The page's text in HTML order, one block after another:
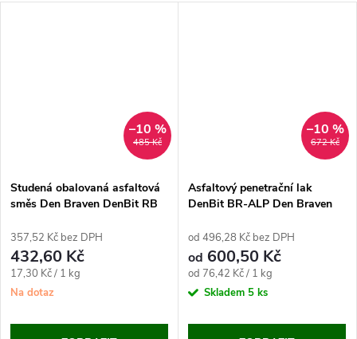
485 Kč
–10 %
Studená obalovaná asfaltová
směs Den Braven DenBit RB
357,52 Kč bez DPH
432,60 Kč
Měrná
cena:
17,30 Kč / 1 kg
Na dotaz
672 Kč
–10 %
Asfaltový penetrační lak
DenBit BR-ALP Den Braven
od 496,28 Kč bez DPH
od 600,50 Kč
Měrná
cena:
od 76,42 Kč / 1 kg
Skladem 5 ks